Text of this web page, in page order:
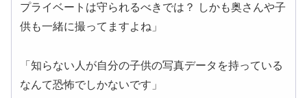
プライベートは守られるべきでは？ しかも奥さんや子
供も一緒に撮ってますよね」
「知らない人が自分の子供の写真データを持っている
なんて恐怖でしかないです」